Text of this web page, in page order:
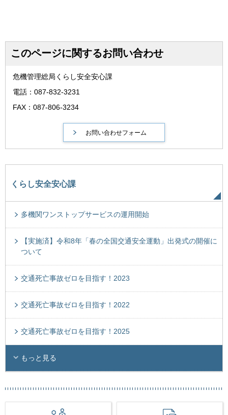
このページに関するお問い合わせ
危機管理総局くらし安全安心課
電話：087-832-3231
FAX：087-806-3234
くらし安全安心課
多機関ワンストップサービスの運用開始
【実施済】令和8年「春の全国交通安全運動」出発式の開催に
ついて
交通死亡事故ゼロを目指す！2023
交通死亡事故ゼロを目指す！2022
交通死亡事故ゼロを目指す！2025
もっと見る